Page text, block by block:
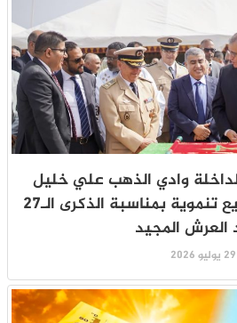
وادي الذهب علي خليل
يعطي انطلاقة مشاريع تنموية بمناسبة الذكرى الـ27
العرش المجيد
29 يوليو 2026